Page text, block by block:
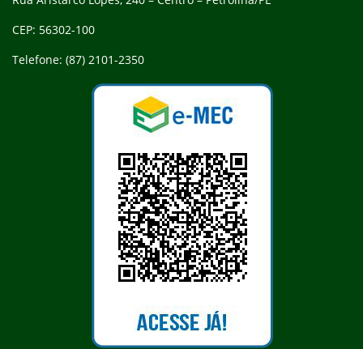
CEP: 56302-100
Telefone: (87) 2101-2350